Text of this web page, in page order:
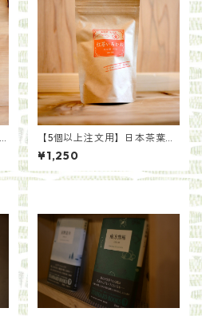
【5個以上注文用】日本茶葉で
作る いろかわ紅茶（ティー
バッグ）
¥1,250